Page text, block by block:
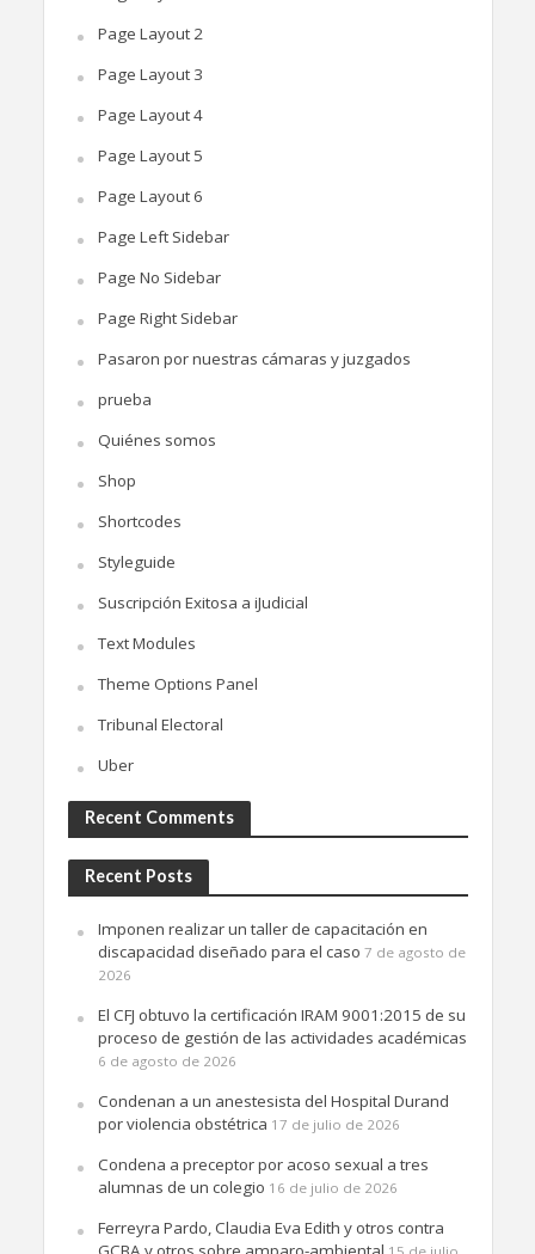
Page Layout 2
Page Layout 3
Page Layout 4
Page Layout 5
Page Layout 6
Page Left Sidebar
Page No Sidebar
Page Right Sidebar
Pasaron por nuestras cámaras y juzgados
prueba
Quiénes somos
Shop
Shortcodes
Styleguide
Suscripción Exitosa a iJudicial
Text Modules
Theme Options Panel
Tribunal Electoral
Uber
Recent Comments
Recent Posts
Imponen realizar un taller de capacitación en
discapacidad diseñado para el caso 7 de agosto de
2026
El CFJ obtuvo la certificación IRAM 9001:2015 de su
proceso de gestión de las actividades académicas
6 de agosto de 2026
Condenan a un anestesista del Hospital Durand
por violencia obstétrica 17 de julio de 2026
Condena a preceptor por acoso sexual a tres
alumnas de un colegio 16 de julio de 2026
Ferreyra Pardo, Claudia Eva Edith y otros contra